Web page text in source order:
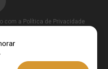
com a Política de Privacidade